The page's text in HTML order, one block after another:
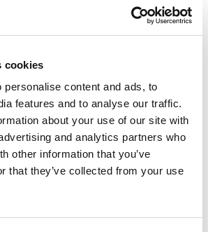
cookies
personalise content and ads, to
features and to analyse our traffic.
about your use of our site with
and analytics partners who
other information that you’ve
that they’ve collected from your use
Book
Songserm Express Boat
moins